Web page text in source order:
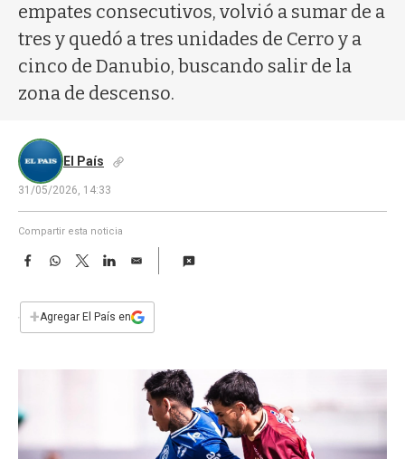
empates consecutivos, volvió a sumar de a
tres y quedó a tres unidades de Cerro y a
cinco de Danubio, buscando salir de la
zona de descenso.
El País
31/05/2026, 14:33
Compartir esta noticia
F
e
b
W
s
T
w
t
L
E
i
l
+Agregar El País en